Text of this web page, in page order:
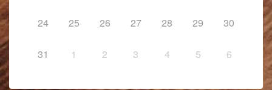
24 25 26 27 28 29 30
31 1 2 3 4 5 6